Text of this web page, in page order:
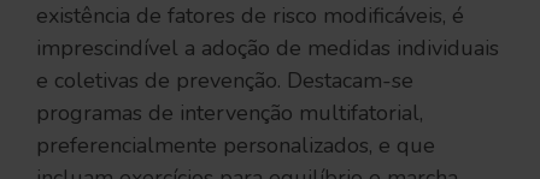
existência de fatores de risco modificáveis, é
imprescindível a adoção de medidas individuais
e coletivas de prevenção. Destacam-se
programas de intervenção multifatorial,
preferencialmente personalizados, e que